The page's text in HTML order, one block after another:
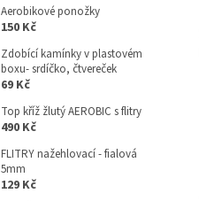
Aerobikové ponožky
150 Kč
Zdobící kamínky v plastovém
boxu- srdíčko, čtvereček
69 Kč
Top kříž žlutý AEROBIC s flitry
490 Kč
FLITRY nažehlovací - fialová
5mm
129 Kč